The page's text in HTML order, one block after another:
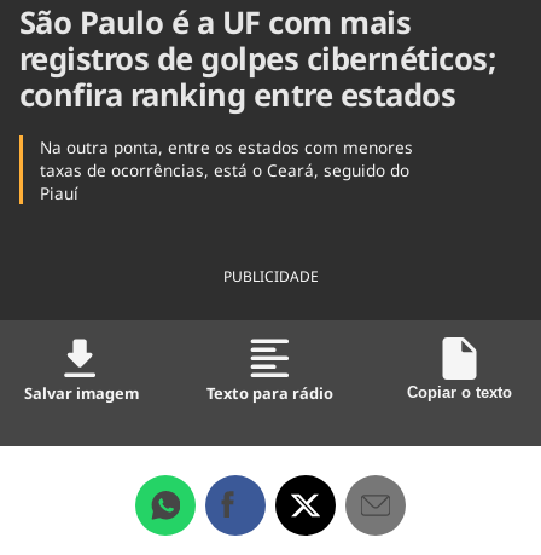
São Paulo é a UF com mais
registros de golpes cibernéticos;
confira ranking entre estados
Na outra ponta, entre os estados com menores
taxas de ocorrências, está o Ceará, seguido do
Piauí
PUBLICIDADE
Salvar imagem Texto para rádio Copiar o texto